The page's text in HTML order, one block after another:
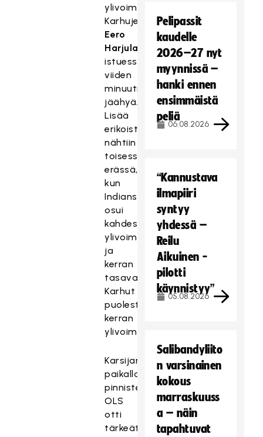
ylivoimamaalit
Karhujen
Eero
Harjulan
istuessa
viiden
minuutin
jäähyä.
Lisää
erikoistilannemerkintöjä
nähtiin
toisessa
erässä,
kun
Indians
osui
kahdesti
ylivoimalla
ja
kerran
tasavajaalla,
Karhut
puolestaan
kerran
ylivoimalla.
Karsijan
paikalla
pinnistelevä
OLS
otti
tärkeät
Pelipassit
kaudelle
2026–27 nyt
myynnissä –
hanki ennen
ensimmäistä
peliä
06.08.2026
“Kannustava
ilmapiiri
syntyy
yhdessä –
Reilu
Aikuinen -
pilotti
käynnistyy”
05.08.2026
Salibandyliito
n varsinainen
kokous
marraskuuss
a – näin
tapahtuvat